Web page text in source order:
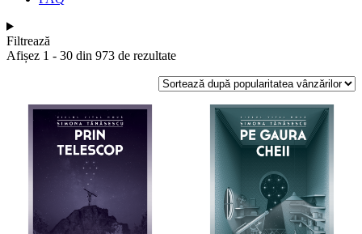
Filtrează
Afișez 1 - 30 din 973 de rezultateSortat
popularitate